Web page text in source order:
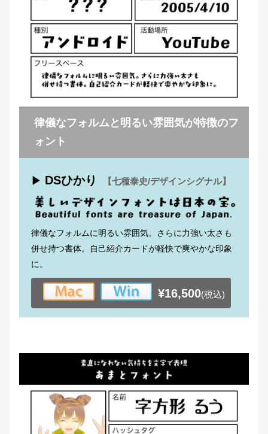
律儀なフォルムと明るい雰囲気が特徴のフ
ォント
▶ DSひかり 【七種泰史/デザインシグナル】
律儀なフォルムに明るい雰囲気。さらに力強い太さも
併せ持つ書体。自己紹介カードが軽快で爽やかな印象
に。
¥16,500(税込)